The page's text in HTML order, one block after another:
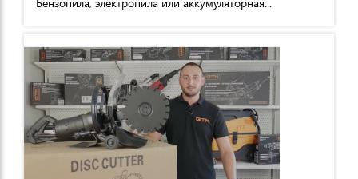
Бензопила, электропила или аккумуляторная...